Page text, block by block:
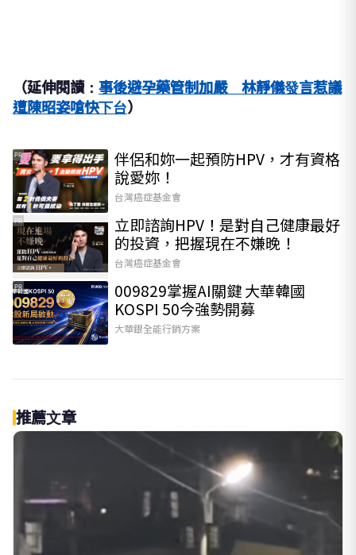
（延伸閱讀： 事後避孕藥管制加嚴 林靜儀發言惹議
遭陳昭姿嗆快下台）
PR
伴侶和妳一起預防HPV，才有資格
說愛妳！
台灣癌症基金會
PR
立即諮詢HPV！是對自己健康最好
的投資，把握現在不嫌晚！
台灣癌症基金會
PR
009829掌握AI關鍵 大華韓國
KOSPI 50今強勢開募
大華銀全能行銷方案
推薦文章